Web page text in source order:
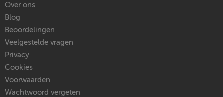
Over ons
Blog
Beoordelingen
Veelgestelde vragen
Privacy
Cookies
Voorwaarden
Wachtwoord vergeten